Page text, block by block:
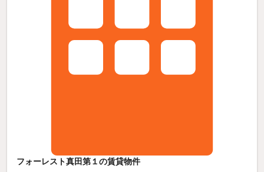
フォーレスト真田第１の賃貸物件